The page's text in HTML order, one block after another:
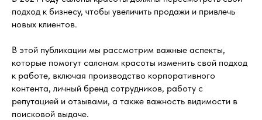
подход к бизнесу, чтобы увеличить продажи и привлечь
новых клиентов.
В этой публикации мы рассмотрим важные аспекты,
которые помогут салонам красоты изменить свой подход
к работе, включая производство корпоративного
контента, личный бренд сотрудников, работу с
репутацией и отзывами, а также важность видимости в
поисковой выдаче.